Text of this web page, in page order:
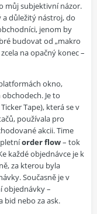
můj subjektivní názor.
a důležitý nástroj, do
jenom by
budovat od „makro
na opačný konec –
okno,
Je to
Tape), která se v
používala pro
akcii. Time
order flow– tok
každé objednávce je k
za kterou byla
Současně je v
objednávky –
bid nebo za ask.